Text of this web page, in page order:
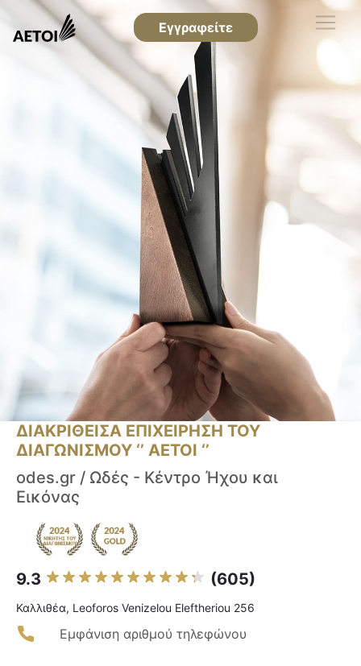
Εγγραφείτε
ΔΙΑΚΡΙΘΕΙΣΑ ΕΠΙΧΕΙΡΗΣΗ ΤΟΥ
ΔΙΑΓΩΝΙΣΜΟΥ ‘’ ΑΕΤΟΙ ‘’
odes.gr / Ωδές - Κέντρο Ήχου και
Εικόνας
9.3 (605)
Καλλιθέα, Leoforos Venizelou Eleftheriou 256
Εμφάνιση αριθμού τηλεφώνου